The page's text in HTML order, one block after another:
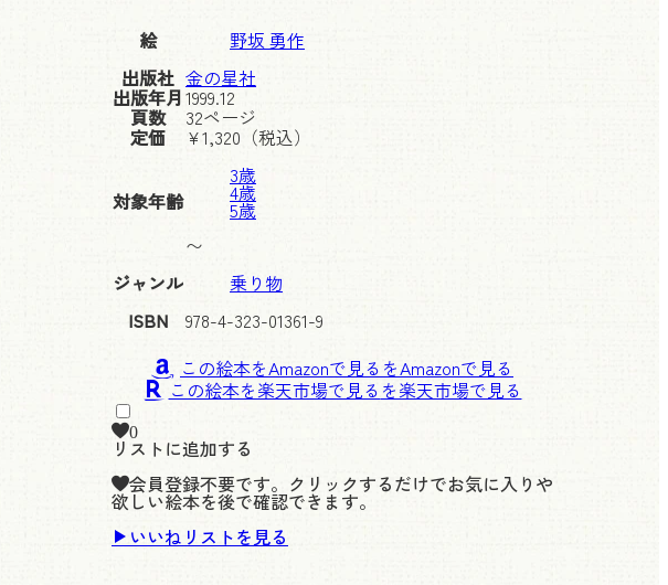
絵
野坂 勇作
出版社 金の星社
出版年月1999.12
頁数 32ページ
定価 ¥1,320 （税込）
対象年齢
3歳
4歳
5歳
〜
ジャンル
乗り物
ISBN
978-4-323-01361-9
この絵本をAmazonで見る
この絵本を楽天市場で見る
0
リストに追加する
会員登録不要です。クリックするだけでお気に入りや
欲しい絵本を後で確認できます。
いいねリストを見る